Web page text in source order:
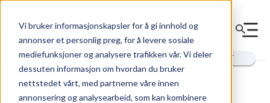
Vi bruker informasjonskapsler for å gi innhold og
annonser et personlig preg, for å levere sosiale
mediefunksjoner og analysere trafikken vår. Vi deler
dessuten informasjon om hvordan du bruker
nettstedet vårt, med partnerne våre innen
annonsering og analysearbeid, som kan kombinere
Innhold for
deg styret utbygger